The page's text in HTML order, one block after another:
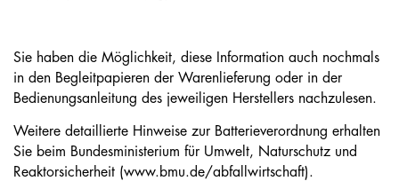
Sie haben die Möglichkeit, diese Information auch nochmals
in den Begleitpapieren der Warenlieferung oder in der
Bedienungsanleitung des jeweiligen Herstellers nachzulesen.
Weitere detaillierte Hinweise zur Batterieverordnung erhalten
Sie beim Bundesministerium für Umwelt, Naturschutz und
Reaktorsicherheit (www.bmu.de/abfallwirtschaft).